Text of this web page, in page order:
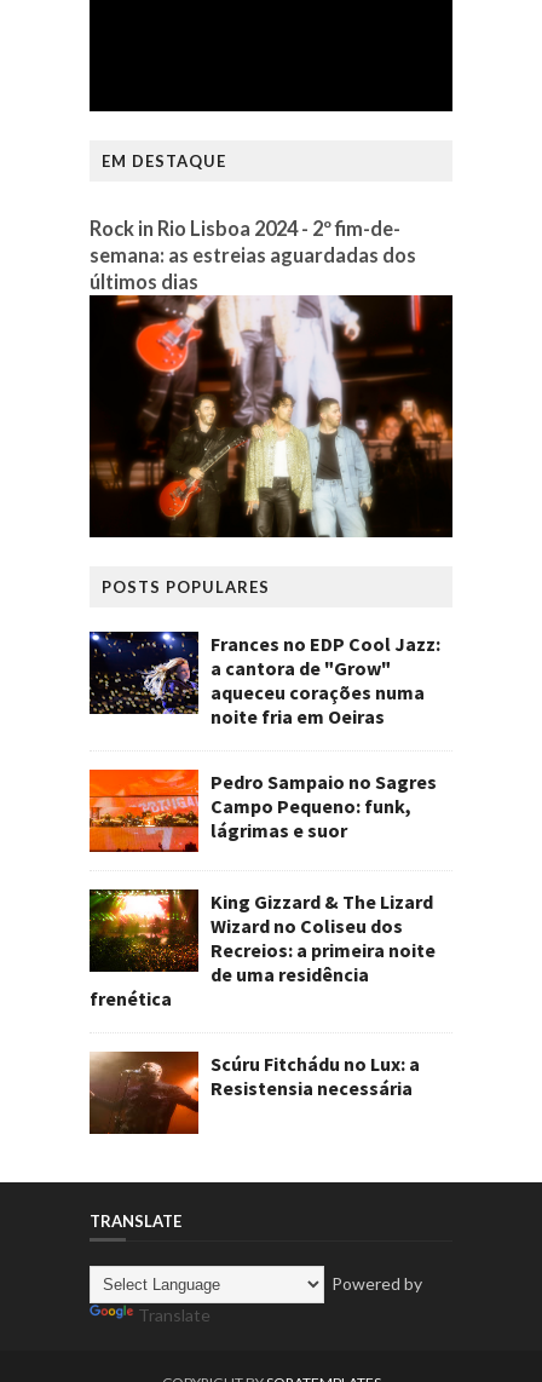
EM DESTAQUE
Rock in Rio Lisboa 2024 - 2º fim-de-
semana: as estreias aguardadas dos
últimos dias
POSTS POPULARES
Frances no EDP Cool Jazz:
a cantora de "Grow"
aqueceu corações numa
noite fria em Oeiras
Pedro Sampaio no Sagres
Campo Pequeno: funk,
lágrimas e suor
King Gizzard & The Lizard
Wizard no Coliseu dos
Recreios: a primeira noite
de uma residência
frenética
Scúru Fitchádu no Lux: a
Resistensia necessária
TRANSLATE
Powered by
Translate